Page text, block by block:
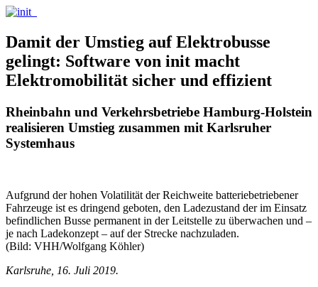
Damit der Umstieg auf Elektrobusse
gelingt: Software von init macht
Elektromobilität sicher und effizient
Rheinbahn und Verkehrsbetriebe Hamburg-Holstein
realisieren Umstieg zusammen mit Karlsruher
Systemhaus
Aufgrund der hohen Volatilität der Reichweite batteriebetriebener
Fahrzeuge ist es dringend geboten, den Ladezustand der im Einsatz
befindlichen Busse permanent in der Leitstelle zu überwachen und –
je nach Ladekonzept – auf der Strecke nachzuladen.
(Bild: VHH/Wolfgang Köhler)
Karlsruhe, 16. Juli 2019.